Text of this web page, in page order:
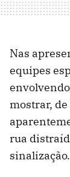
Nas
equipes
mostrar,
rua
sinalização.